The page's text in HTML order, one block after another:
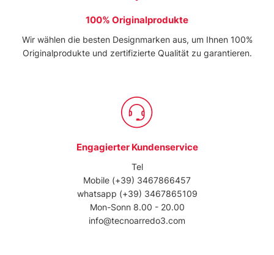
Utilizziamo i cookie per personalizzare contenuti ed
annunci, per fornire funzionalità dei social media e per
nostri partner che si occupano di analisi dei dati web,
pubblicità e social media, i quali potrebbero combinarle
con altre informazioni che ha fornito loro o che hanno
100% Originalprodukte
Wir wählen die besten Designmarken aus, um Ihnen 100%
Originalprodukte und zertifizierte Qualität zu garantieren.
Engagierter Kundenservice
Tel
Mobile (+39) 3467866457
whatsapp (+39) 3467865109
Mon-Sonn 8.00 - 20.00
info@tecnoarredo3.com